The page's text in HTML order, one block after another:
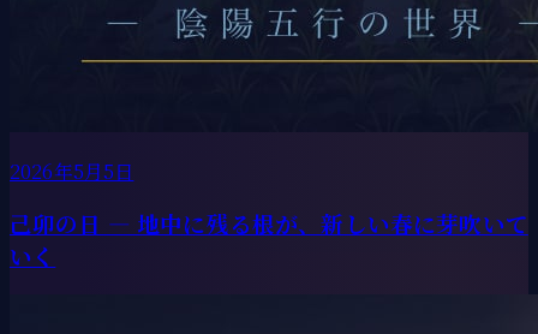
2026年5月5日
己卯の日 ― 地中に残る根が、新しい春に芽吹いて
いく